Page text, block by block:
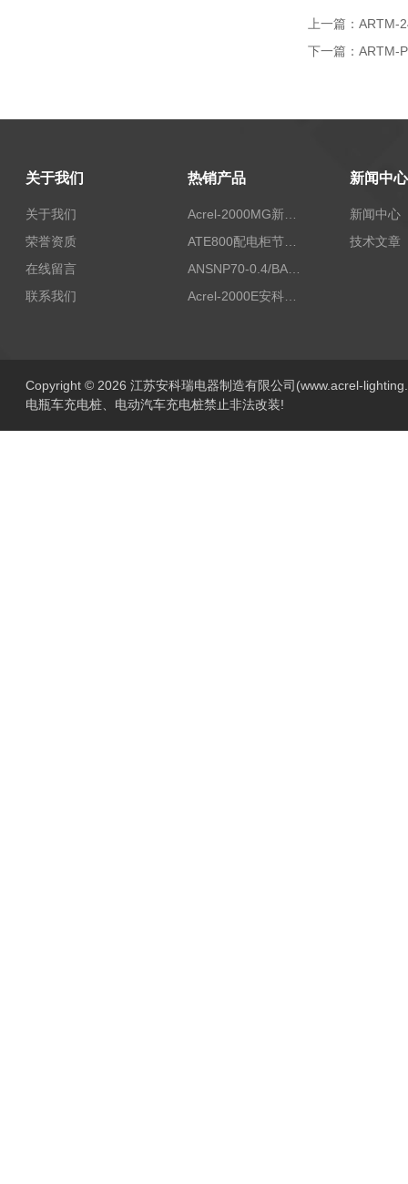
上一篇： ARTM-
下一篇： ARTM-
关于我们
关于我们
荣誉资质
在线留言
联系我们
热销产品
Acrel-2000MG新能源消纳安科瑞微电网能量管理系统
ATE800配电柜节点无线测温/表带捆绑/无源感应取电
ANSNP70-0.4/BANSNP中线安防保护器 治理三相不平衡
Acrel-2000E安科瑞Acrel配电室综合监控系统
新闻中心
新闻中心
技术文章
Copyright © 2026 江苏安科瑞电器制造有限公司(www.acrel-
电瓶车充电桩、电动汽车充电桩禁止非法改装!